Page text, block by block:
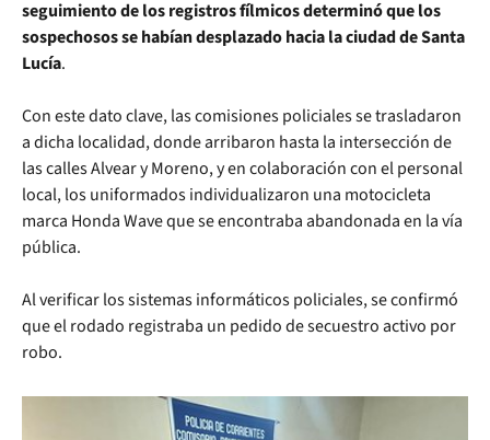
seguimiento de los registros fílmicos determinó que los
sospechosos se habían desplazado hacia la ciudad de Santa
Lucía.
Con este dato clave, las comisiones policiales se trasladaron
a dicha localidad, donde arribaron hasta la intersección de
las calles Alvear y Moreno, y en colaboración con el personal
local, los uniformados individualizaron una motocicleta
marca Honda Wave que se encontraba abandonada en la vía
pública.
Al verificar los sistemas informáticos policiales, se confirmó
que el rodado registraba un pedido de secuestro activo por
robo.